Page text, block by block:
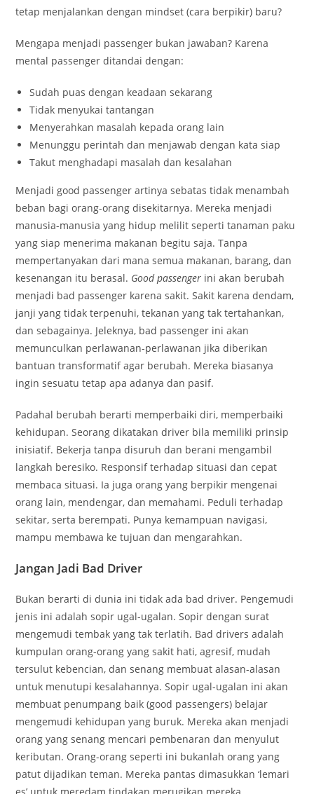
tetap menjalankan dengan mindset (cara berpikir) baru?
Mengapa menjadi passenger bukan jawaban? Karena
mental passenger ditandai dengan:
Sudah puas dengan keadaan sekarang
Tidak menyukai tantangan
Menyerahkan masalah kepada orang lain
Menunggu perintah dan menjawab dengan kata siap
Takut menghadapi masalah dan kesalahan
Menjadi good passenger artinya sebatas tidak menambah
beban bagi orang-orang disekitarnya. Mereka menjadi
manusia-manusia yang hidup melilit seperti tanaman paku
yang siap menerima makanan begitu saja. Tanpa
mempertanyakan dari mana semua makanan, barang, dan
kesenangan itu berasal. Good passenger ini akan berubah
menjadi bad passenger karena sakit. Sakit karena dendam,
janji yang tidak terpenuhi, tekanan yang tak tertahankan,
dan sebagainya. Jeleknya, bad passenger ini akan
memunculkan perlawanan-perlawanan jika diberikan
bantuan transformatif agar berubah. Mereka biasanya
ingin sesuatu tetap apa adanya dan pasif.
Padahal berubah berarti memperbaiki diri, memperbaiki
kehidupan. Seorang dikatakan driver bila memiliki prinsip
inisiatif. Bekerja tanpa disuruh dan berani mengambil
langkah beresiko. Responsif terhadap situasi dan cepat
membaca situasi. Ia juga orang yang berpikir mengenai
orang lain, mendengar, dan memahami. Peduli terhadap
sekitar, serta berempati. Punya kemampuan navigasi,
mampu membawa ke tujuan dan mengarahkan.
Jangan Jadi Bad Driver
Bukan berarti di dunia ini tidak ada bad driver. Pengemudi
jenis ini adalah sopir ugal-ugalan. Sopir dengan surat
mengemudi tembak yang tak terlatih. Bad drivers adalah
kumpulan orang-orang yang sakit hati, agresif, mudah
tersulut kebencian, dan senang membuat alasan-alasan
untuk menutupi kesalahannya. Sopir ugal-ugalan ini akan
membuat penumpang baik (good passengers) belajar
mengemudi kehidupan yang buruk. Mereka akan menjadi
orang yang senang mencari pembenaran dan menyulut
keributan. Orang-orang seperti ini bukanlah orang yang
patut dijadikan teman. Mereka pantas dimasukkan ‘lemari